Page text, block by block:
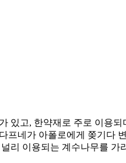
있고, 한약재로 주로 이용
프네가 아폴로에게 쫒기다
리 이용되는 계수나무를 가